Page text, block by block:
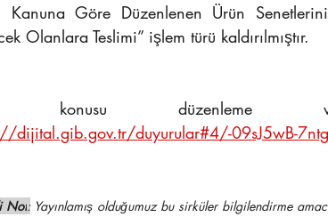
Kanuna Göre Düzenlenen Ürün
Olanlara Teslimi” işlem türü kaldırılmıştır.
dijital.gib.gov.tr/duyurular#4/-09sJ5wB-
Not: Yayınlamış olduğumuz bu sirküler bilgilendirme